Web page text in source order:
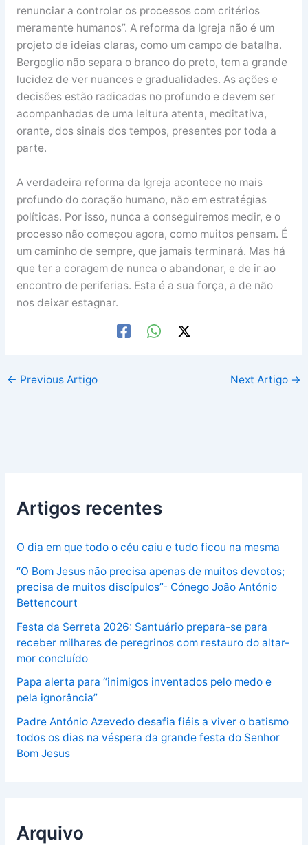
renunciar a controlar os processos com critérios
meramente humanos”. A reforma da Igreja não é um
projeto de ideias claras, como um campo de batalha.
Bergoglio não separa o branco do preto, tem a grande
lucidez de ver nuances e gradualidades. As ações e
decisões estão radicadas no profundo e devem ser
acompanhadas de uma leitura atenta, meditativa,
orante, dos sinais dos tempos, presentes por toda a
parte.
A verdadeira reforma da Igreja acontece no mais
profundo do coração humano, não em estratégias
políticas. Por isso, nunca a conseguiremos medir, e o
processo não começou agora, como muitos pensam. É
um caminho de sempre, que jamais terminará. Mas há
que ter a coragem de nunca o abandonar, e de ir ao
encontro de periferias. Esta é a sua força, a de não
nos deixar estagnar.
← Previous Artigo Next Artigo →
Artigos recentes
O dia em que todo o céu caiu e tudo ficou na mesma
“O Bom Jesus não precisa apenas de muitos devotos;
precisa de muitos discípulos”- Cónego João António
Bettencourt
Festa da Serreta 2026: Santuário prepara-se para
receber milhares de peregrinos com restauro do altar-
mor concluído
Papa alerta para “inimigos inventados pelo medo e
pela ignorância”
Padre António Azevedo desafia fiéis a viver o batismo
todos os dias na véspera da grande festa do Senhor
Bom Jesus
Arquivo